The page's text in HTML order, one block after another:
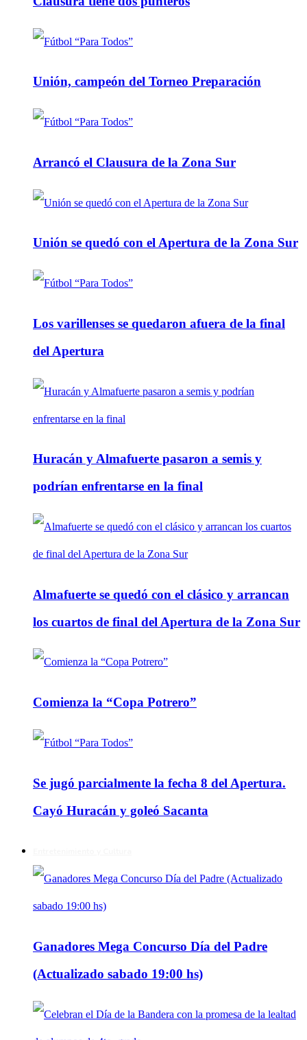
Unión, campeón del Torneo Preparación
Arrancó el Clausura de la Zona Sur
Unión se quedó con el Apertura de la Zona Sur
Los varillenses se quedaron afuera de la final
del Apertura
Huracán y Almafuerte pasaron a semis y
podrían enfrentarse en la final
Almafuerte se quedó con el clásico y arrancan
los cuartos de final del Apertura de la Zona Sur
Comienza la “Copa Potrero”
Se jugó parcialmente la fecha 8 del Apertura.
Cayó Huracán y goleó Sacanta
Ganadores Mega Concurso Día del Padre
(Actualizado sabado 19:00 hs)